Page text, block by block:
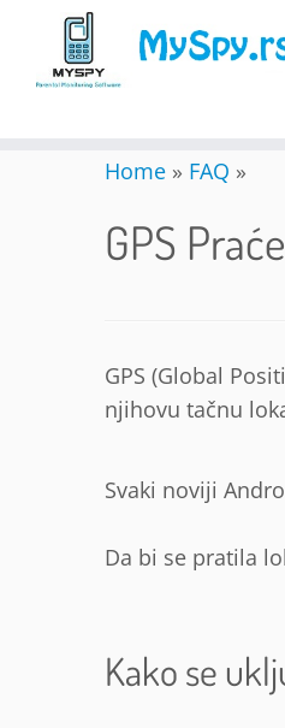
Home » FAQ »
GPS
GPS (Global
njihovu tačnu
Svaki noviji
Da bi se pratila
Kako se